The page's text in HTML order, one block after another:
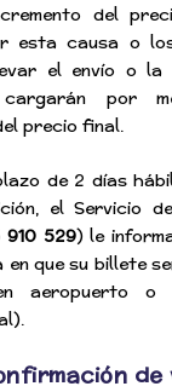
del
esta causa o
el envío o la
por
precio final.
de 2 días
el Servicio
910 529) le
en que su billete
aeropuerto o
de